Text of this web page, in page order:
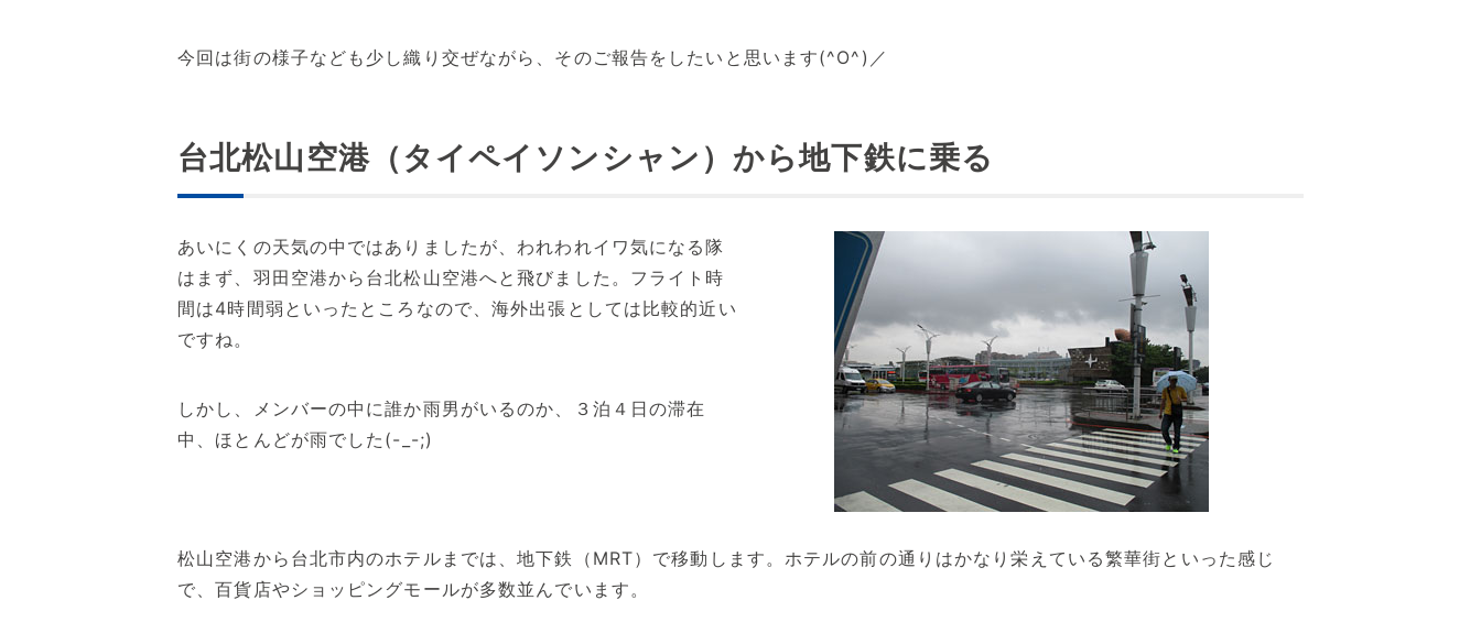
今回は街の様子なども少し織り交ぜながら、そのご報告をしたいと思います(^O^)／
台北松山空港（タイペイソンシャン）から地下鉄に乗る
あいにくの天気の中ではありましたが、われわれイワ気になる隊
はまず、羽田空港から台北松山空港へと飛びました。フライト時
間は4時間弱といったところなので、海外出張としては比較的近い
ですね。
しかし、メンバーの中に誰か雨男がいるのか、３泊４日の滞在
中、ほとんどが雨でした(-_-;)
松山空港から台北市内のホテルまでは、地下鉄（MRT）で移動します。ホテルの前の通りはかなり栄えている繁華街といった感じ
で、百貨店やショッピングモールが多数並んでいます。